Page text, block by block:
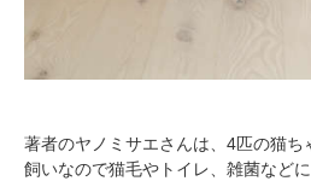
著者のヤノミサエさんは、4匹の猫
飼いなので猫毛やトイレ、雑菌など